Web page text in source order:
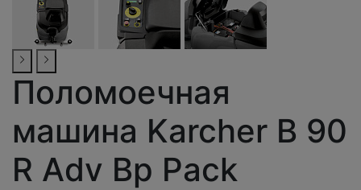
Поломоечная
машина Karcher B 90
R Adv Bp Pack